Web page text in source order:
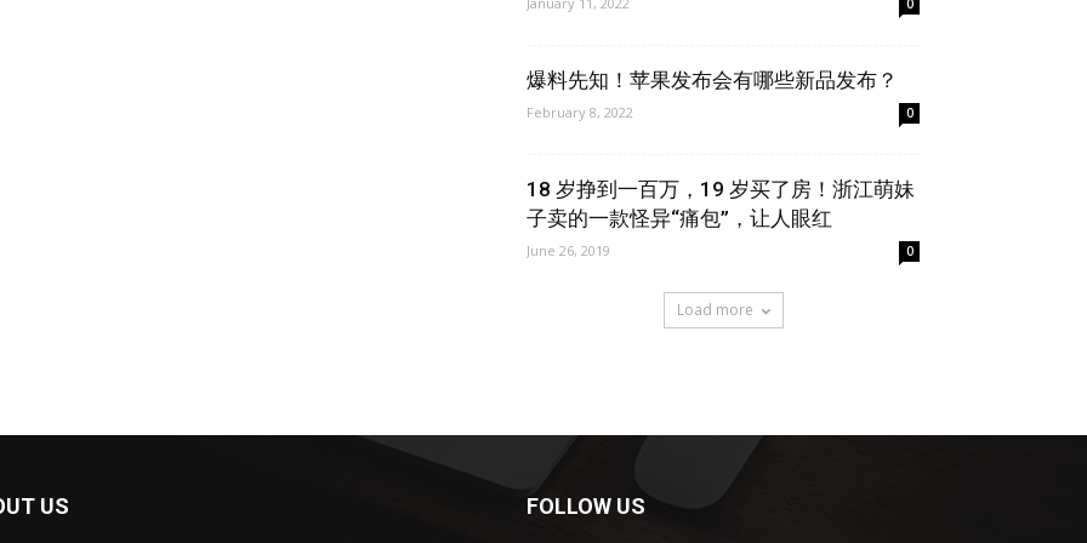
0
爆料先知！苹果发布会有哪些新品发布？
February 8, 2022 0
18 岁挣到一百万，19 岁买了房！浙江萌妹
子卖的一款怪异“痛包”，让人眼红
June 26, 2019 0
Load more
US FOLLOW US